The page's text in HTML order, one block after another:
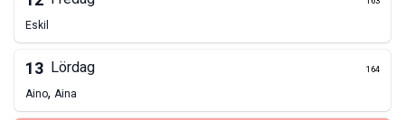
Eskil
13 Lördag 164
Aino, Aina